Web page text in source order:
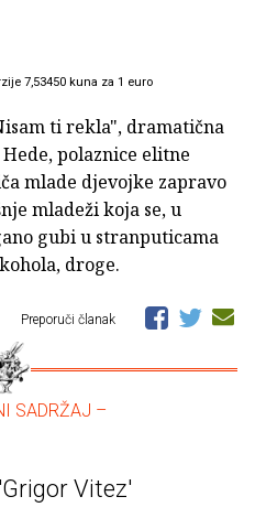
7,53450 kuna za 1 euro
ti rekla", dramatična
polaznice elitne
mlade djevojke zapravo
mladeži koja se, u
gubi u stranputicama
droge.
Preporuči članak
SADRŽAJ –
Vitez'